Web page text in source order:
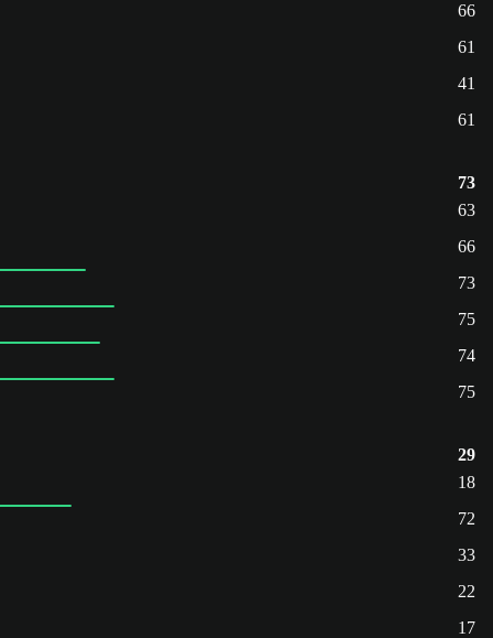
66
61
41
61
73
63
66
73
75
74
75
29
18
72
33
22
17